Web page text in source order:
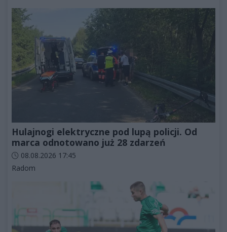
Hulajnogi elektryczne pod lupą policji. Od
marca odnotowano już 28 zdarzeń
Data dodania artykułu:
08.08.2026 17:45
Kategorie artykułu:
Radom